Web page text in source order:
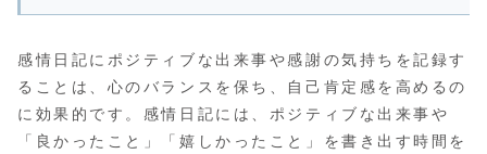
感情日記にポジティブな出来事や感謝の気持ちを記録す
ることは、心のバランスを保ち、自己肯定感を高めるの
に効果的です。感情日記には、ポジティブな出来事や
「良かったこと」「嬉しかったこと」を書き出す時間を